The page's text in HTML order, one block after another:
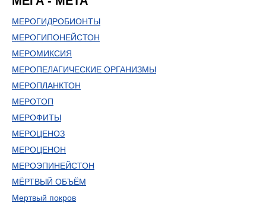
МЕРОГИДРОБИОНТЫ
МЕРОГИПОНЕЙСТОН
МЕРОМИКСИЯ
МЕРОПЕЛАГИЧЕСКИЕ ОРГАНИЗМЫ
МЕРОПЛАНКТОН
МЕРОТОП
МЕРОФИТЫ
МЕРОЦЕНОЗ
МЕРОЦЕНОН
МЕРОЭПИНЕЙСТОН
МЁРТВЫЙ ОБЪЁМ
Мертвый покров